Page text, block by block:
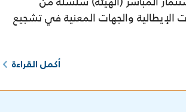
الإيطالية والجهات المعنية في تشجيع
أكمل القراءة